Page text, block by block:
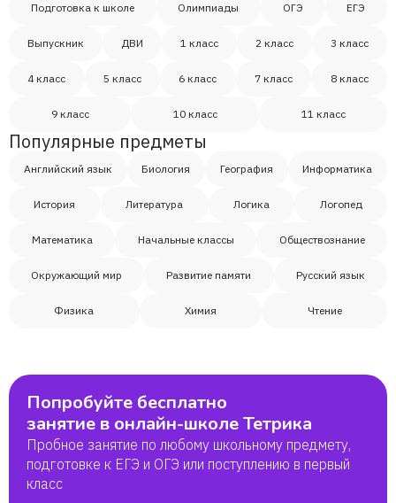
Подготовка к школе Олимпиады ОГЭ ЕГЭ
Выпускник ДВИ 1 класс 2 класс 3 класс
4 класс 5 класс 6 класс 7 класс 8 класс
9 класс 10 класс 11 класс
Популярные предметы
Английский язык Биология География Информатика
История Литература Логика Логопед
Математика Начальные классы Обществознание
Окружающий мир Развитие памяти Русский язык
Физика Химия Чтение
Попробуйте бесплатно
занятие в онлайн-школе Тетрика
Пробное занятие по любому школьному предмету,
подготовке к ЕГЭ и ОГЭ или поступлению в первый
класс